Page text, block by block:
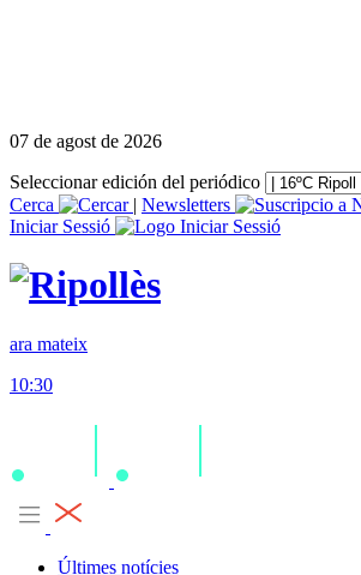
07 de agost de 2026
Seleccionar edición del periódico
Cerca
| Newsletters
Iniciar Sessió
ara mateix
10:30
Últimes notícies